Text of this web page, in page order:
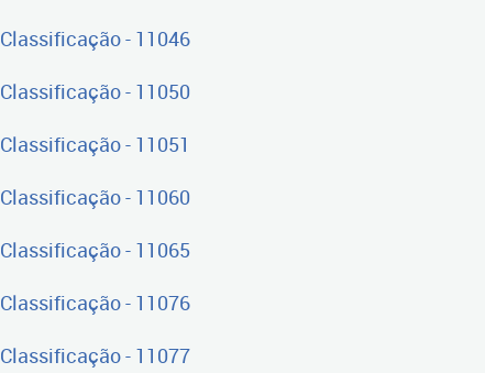
Classificação - 11046
Classificação - 11050
Classificação - 11051
Classificação - 11060
Classificação - 11065
Classificação - 11076
Classificação - 11077